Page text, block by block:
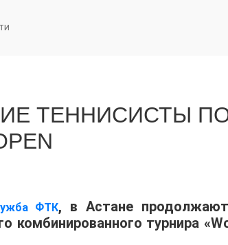
ТЕННИСИСТЫ
ФТК, в Астане
комбинированного турнира